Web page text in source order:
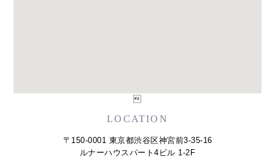
LOCATION
〒150-0001 東京都渋谷区神宮前3-35-16
ルナーハウスパート4ビル 1-2F